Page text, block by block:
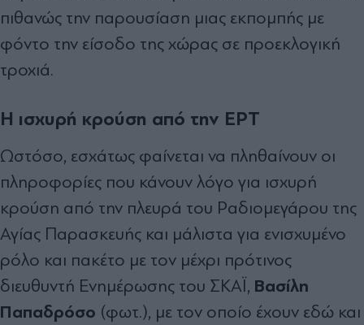
πιθανώς την παρουσίαση µιας εκποµπής µε
φόντο την είσοδο της χώρας σε προεκλογική
τροχιά.
Η ισχυρή κρούση από την ΕΡΤ
Ωστόσο, εσχάτως φαίνεται να πληθαίνουν οι
πληροφορίες που κάνουν λόγο για ισχυρή
κρούση από την πλευρά του Ραδιοµεγάρου της
Αγίας Παρασκευής και µάλιστα για ενισχυµένο
ρόλο και πακέτο µε τον µέχρι πρότινος
διευθυντή Ενηµέρωσης του ΣΚΑΪ, Βασίλη
Παπαδρόσο (φωτ.), µε τον οποίο έχουν εδώ και